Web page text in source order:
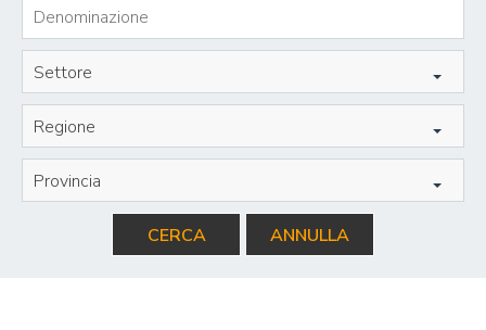
Settore
Regione
Provincia
CERCA ANNULLA